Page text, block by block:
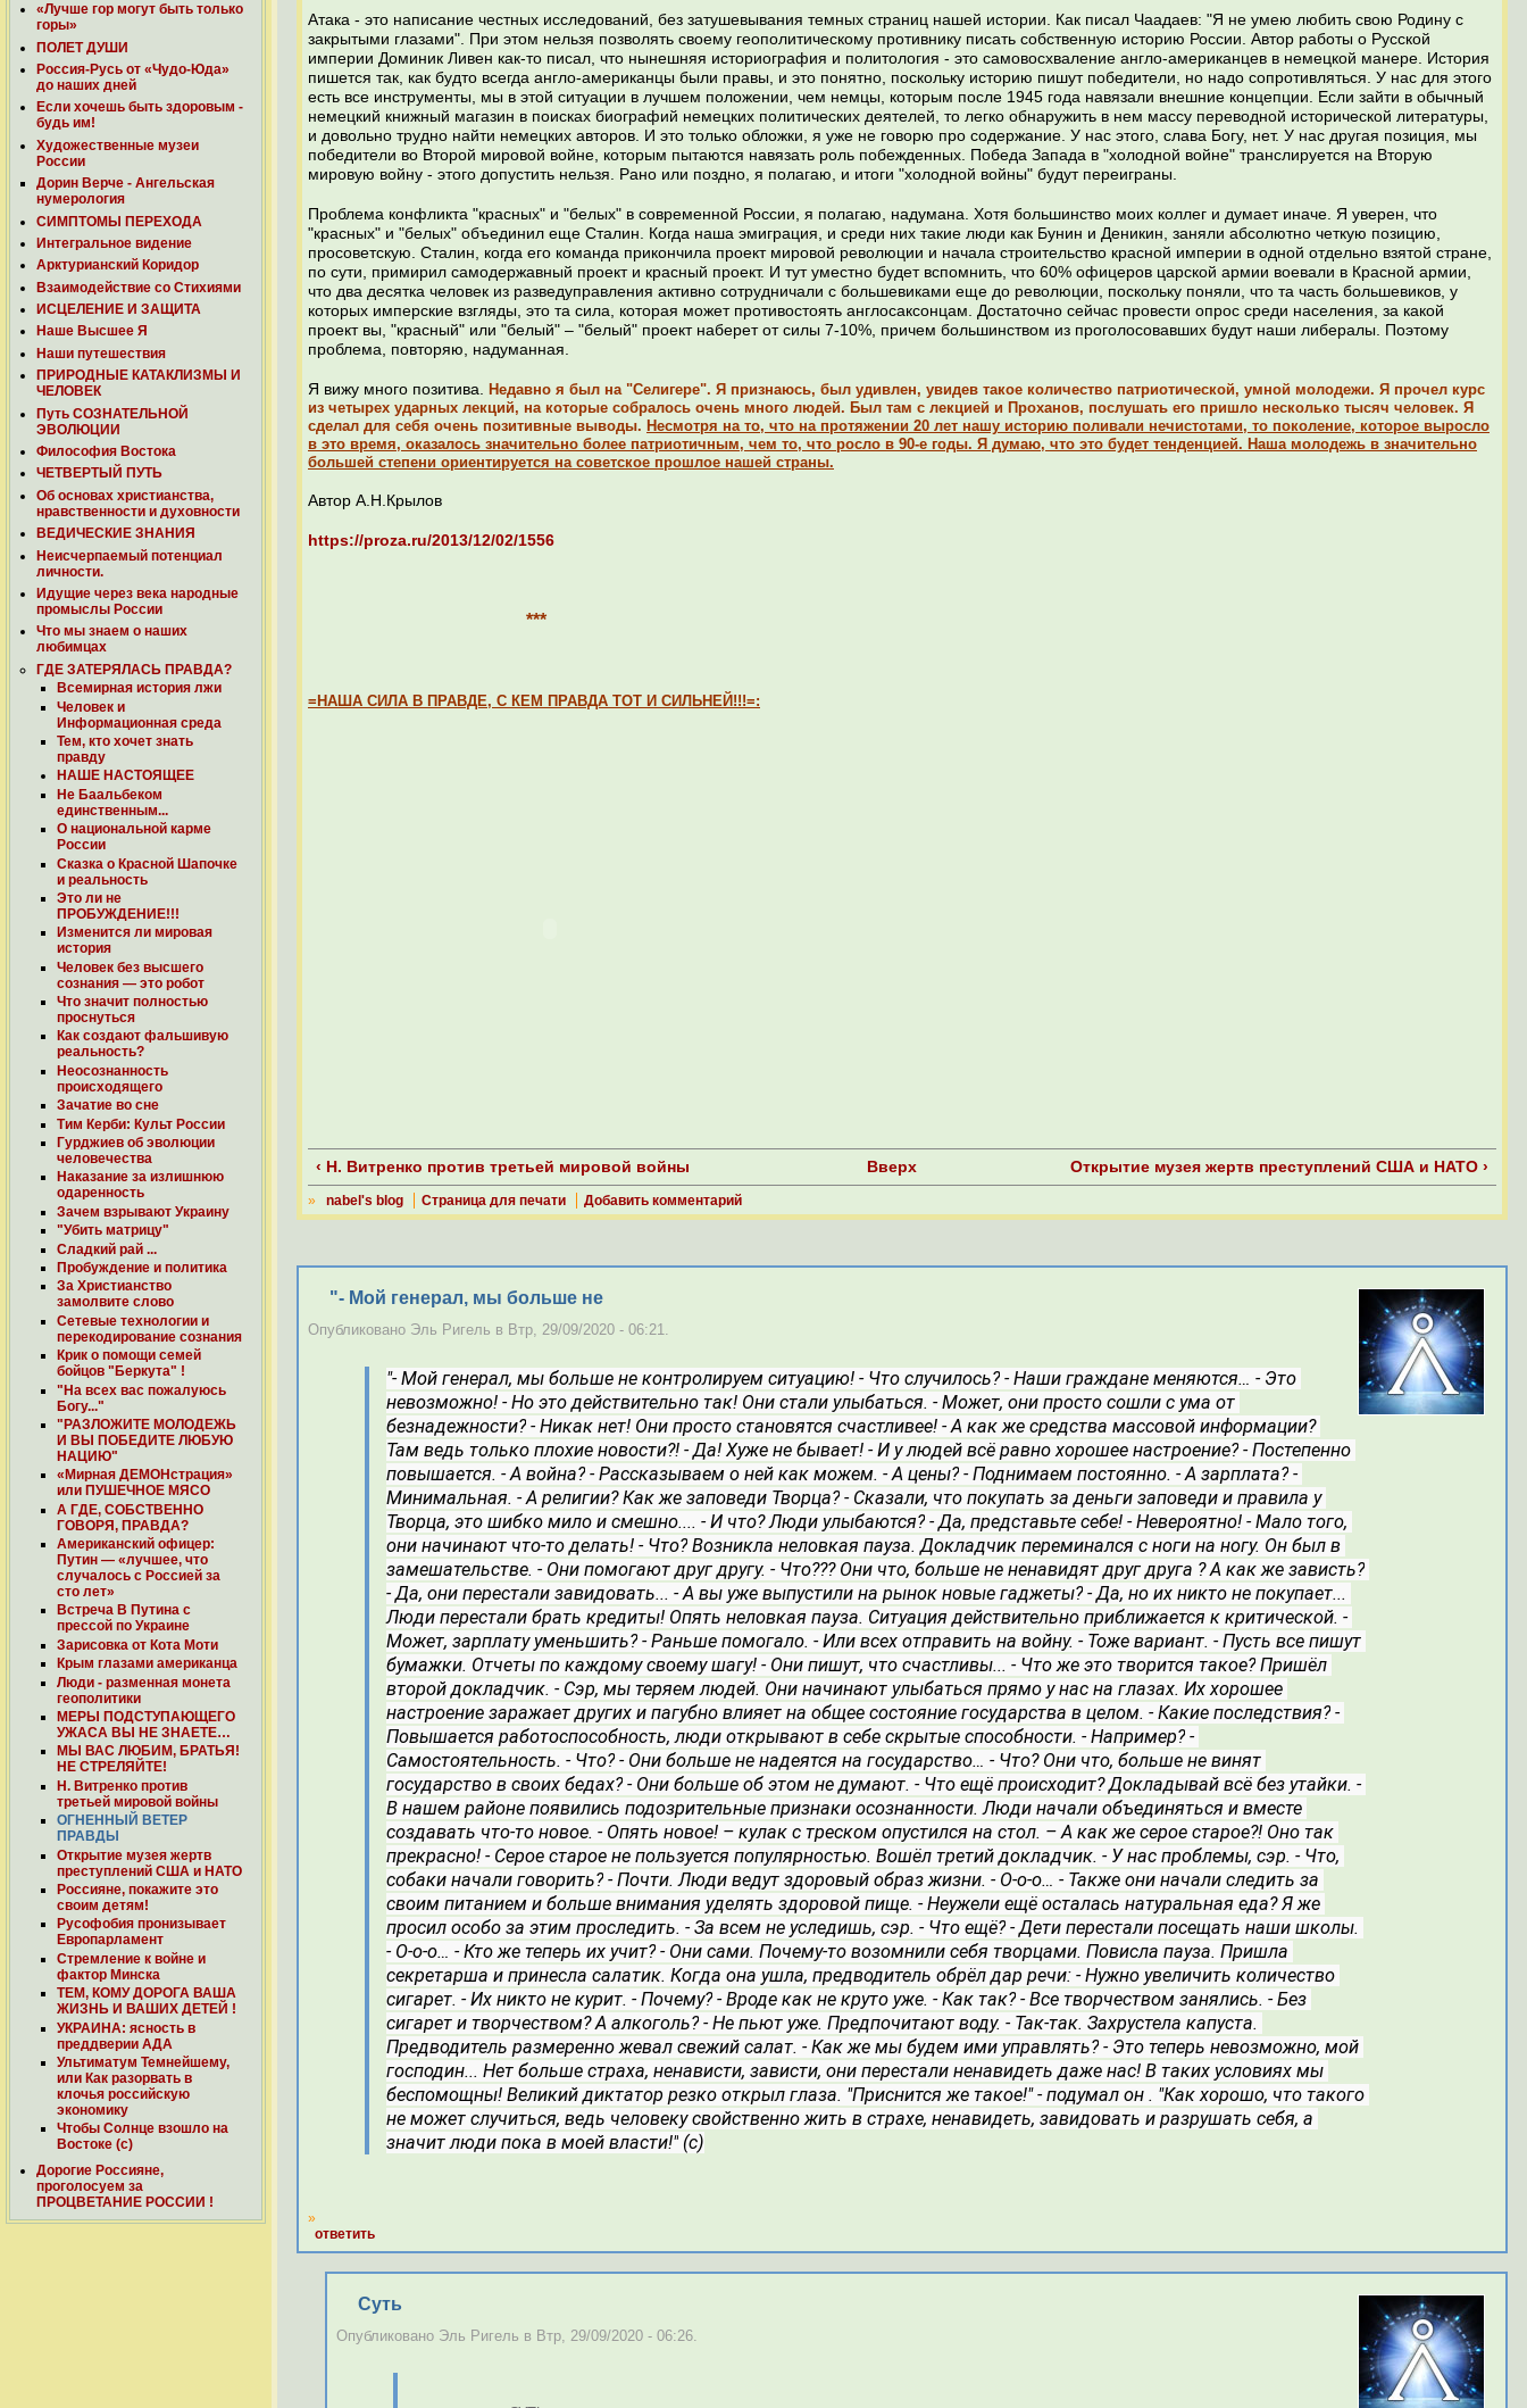
«Лучше гор могут быть только
горы»
ПОЛЕТ ДУШИ
Россия-Русь от «Чудо-Юда»
до наших дней
Если хочешь быть здоровым -
будь им!
Художественные музеи
России
Дорин Верче - Ангельская
нумерология
СИМПТОМЫ ПЕРЕХОДА
Интегральное видение
Арктурианский Коридор
Взаимодействие со Стихиями
ИСЦЕЛЕНИЕ И ЗАЩИТА
Наше Высшее Я
Наши путешествия
ПРИРОДНЫЕ КАТАКЛИЗМЫ И
ЧЕЛОВЕК
Путь СОЗНАТЕЛЬНОЙ
ЭВОЛЮЦИИ
Философия Востока
ЧЕТВЕРТЫЙ ПУТЬ
Об основах христианства,
нравственности и духовности
ВЕДИЧЕСКИЕ ЗНАНИЯ
Неисчерпаемый потенциал
личности.
Идущие через века народные
промыслы России
Что мы знаем о наших
любимцах
ГДЕ ЗАТЕРЯЛАСЬ ПРАВДА?
Всемирная история лжи
Человек и
Информационная среда
Тем, кто хочет знать
правду
НАШЕ НАСТОЯЩЕЕ
Не Баальбеком
единственным...
О национальной карме
России
Сказка о Красной Шапочке
и реальность
Это ли не
ПРОБУЖДЕНИЕ!!!
Изменится ли мировая
история
Человек без высшего
сознания — это робот
Что значит полностью
проснуться
Как создают фальшивую
реальность?
Неосознанность
происходящего
Зачатие во сне
Тим Керби: Культ России
Гурджиев об эволюции
человечества
Наказание за излишнюю
одаренность
Зачем взрывают Украину
"Убить матрицу"
Сладкий рай ...
Пробуждение и политика
За Христианство
замолвите слово
Сетевые технологии и
перекодирование cознания
Крик о помощи семей
бойцов "Беркута" !
"На всех вас пожалуюсь
Богу..."
"РАЗЛОЖИТЕ МОЛОДЕЖЬ
И ВЫ ПОБЕДИТЕ ЛЮБУЮ
НАЦИЮ"
«Мирная ДЕМОНстрация»
или ПУШЕЧНОЕ МЯСО
А ГДЕ, СОБСТВЕННО
ГОВОРЯ, ПРАВДА?
Американский офицер:
Путин — «лучшее, что
случалось с Россией за
сто лет»
Встреча В Путина с
прессой по Украине
Зарисовка от Кота Моти
Крым глазами американца
Люди - разменная монета
геополитики
МЕРЫ ПОДСТУПАЮЩЕГО
УЖАСА ВЫ НЕ ЗНАЕТЕ…
МЫ ВАС ЛЮБИМ, БРАТЬЯ!
НЕ СТРЕЛЯЙТЕ!
Н. Витренко против
третьей мировой войны
ОГНЕННЫЙ ВЕТЕР
ПРАВДЫ
Открытие музея жертв
преступлений США и НАТО
Россияне, покажите это
своим детям!
Русофобия пронизывает
Европарламент
Стремление к войне и
фактор Минска
ТЕМ, КОМУ ДОРОГА ВАША
ЖИЗНЬ И ВАШИХ ДЕТЕЙ !
УКРАИНА: ясность в
преддверии АДА
Ультиматум Темнейшему,
или Как разорвать в
клочья российскую
экономику
Чтобы Солнце взошло на
Востоке (с)
Дорогие Россияне,
проголосуем за
ПРОЦВЕТАНИЕ РОССИИ !
Атака - это написание честных исследований, без затушевывания темных страниц нашей истории. Как писал Чаадаев: "Я не умею любить свою Родину с
закрытыми глазами". При этом нельзя позволять своему геополитическому противнику писать собственную историю России. Автор работы о Русской
империи Доминик Ливен как-то писал, что нынешняя историография и политология - это самовосхваление англо-американцев в немецкой манере. История
пишется так, как будто всегда англо-американцы были правы, и это понятно, поскольку историю пишут победители, но надо сопротивляться. У нас для этого
есть все инструменты, мы в этой ситуации в лучшем положении, чем немцы, которым после 1945 года навязали внешние концепции. Если зайти в обычный
немецкий книжный магазин в поисках биографий немецких политических деятелей, то легко обнаружить в нем массу переводной исторической литературы,
и довольно трудно найти немецких авторов. И это только обложки, я уже не говорю про содержание. У нас этого, слава Богу, нет. У нас другая позиция, мы
победители во Второй мировой войне, которым пытаются навязать роль побежденных. Победа Запада в "холодной войне" транслируется на Вторую
мировую войну - этого допустить нельзя. Рано или поздно, я полагаю, и итоги "холодной войны" будут переиграны.
Проблема конфликта "красных" и "белых" в современной России, я полагаю, надумана. Хотя большинство моих коллег и думает иначе. Я уверен, что
"красных" и "белых" объединил еще Сталин. Когда наша эмиграция, и среди них такие люди как Бунин и Деникин, заняли абсолютно четкую позицию,
просоветскую. Сталин, когда его команда прикончила проект мировой революции и начала строительство красной империи в одной отдельно взятой стране,
по сути, примирил самодержавный проект и красный проект. И тут уместно будет вспомнить, что 60% офицеров царской армии воевали в Красной армии,
что два десятка человек из разведуправления активно сотрудничали с большевиками еще до революции, поскольку поняли, что та часть большевиков, у
которых имперские взгляды, это та сила, которая может противостоять англосаксонцам. Достаточно сейчас провести опрос среди населения, за какой
проект вы, "красный" или "белый" – "белый" проект наберет от силы 7-10%, причем большинством из проголосовавших будут наши либералы. Поэтому
проблема, повторяю, надуманная.
Я вижу много позитива. Недавно я был на "Селигере". Я признаюсь, был удивлен, увидев такое количество патриотической, умной молодежи. Я прочел курс
из четырех ударных лекций, на которые собралось очень много людей. Был там с лекцией и Проханов, послушать его пришло несколько тысяч человек. Я
сделал для себя очень позитивные выводы. Несмотря на то, что на протяжении 20 лет нашу историю поливали нечистотами, то поколение, которое выросло
в это время, оказалось значительно более патриотичным, чем то, что росло в 90-е годы. Я думаю, что это будет тенденцией. Наша молодежь в значительно
большей степени ориентируется на советское прошлое нашей страны.
Автор А.Н.Крылов
https://proza.ru/2013/12/02/1556
***
=НАША СИЛА В ПРАВДЕ, С КЕМ ПРАВДА ТОТ И СИЛЬНЕЙ!!!=:
‹ Н. Витренко против третьей мировой войны Вверх Открытие музея жертв преступлений США и НАТО ›
» nabel's blog Страница для печати Добавить комментарий
"- Мой генерал, мы больше не
Опубликовано Эль Ригель в Втр, 29/09/2020 - 06:21.
"- Мой генерал, мы больше не контролируем ситуацию! - Что случилось? - Наши граждане меняются… - Это
невозможно! - Но это действительно так! Они стали улыбаться. - Может, они просто сошли с ума от
безнадежности? - Никак нет! Они просто становятся счастливее! - А как же средства массовой информации?
Там ведь только плохие новости?! - Да! Хуже не бывает! - И у людей всё равно хорошее настроение? - Постепенно
повышается. - А война? - Рассказываем о ней как можем. - А цены? - Поднимаем постоянно. - А зарплата? -
Минимальная. - А религии? Как же заповеди Творца? - Сказали, что покупать за деньги заповеди и правила у
Творца, это шибко мило и смешно.... - И что? Люди улыбаются? - Да, представьте себе! - Невероятно! - Мало того,
они начинают что-то делать! - Что? Возникла неловкая пауза. Докладчик переминался с ноги на ногу. Он был в
замешательстве. - Они помогают друг другу. - Что??? Они что, больше не ненавидят друг друга ? А как же зависть?
- Да, они перестали завидовать... - А вы уже выпустили на рынок новые гаджеты? - Да, но их никто не покупает...
Люди перестали брать кредиты! Опять неловкая пауза. Ситуация действительно приближается к критической. -
Может, зарплату уменьшить? - Раньше помогало. - Или всех отправить на войну. - Тоже вариант. - Пусть все пишут
бумажки. Отчеты по каждому своему шагу! - Они пишут, что счастливы... - Что же это творится такое? Пришёл
второй докладчик. - Сэр, мы теряем людей. Они начинают улыбаться прямо у нас на глазах. Их хорошее
настроение заражает других и пагубно влияет на общее состояние государства в целом. - Какие последствия? -
Повышается работоспособность, люди открывают в себе скрытые способности. - Например? -
Самостоятельность. - Что? - Они больше не надеятся на государство… - Что? Они что, больше не винят
государство в своих бедах? - Они больше об этом не думают. - Что ещё происходит? Докладывай всё без утайки. -
В нашем районе появились подозрительные признаки осознанности. Люди начали объединяться и вместе
создавать что-то новое. - Опять новое! – кулак с треском опустился на стол. – А как же серое старое?! Оно так
прекрасно! - Серое старое не пользуется популярностью. Вошёл третий докладчик. - У нас проблемы, сэр. - Что,
собаки начали говорить? - Почти. Люди ведут здоровый образ жизни. - О-о-о… - Также они начали следить за
своим питанием и больше внимания уделять здоровой пище. - Неужели ещё осталась натуральная еда? Я же
просил особо за этим проследить. - За всем не уследишь, сэр. - Что ещё? - Дети перестали посещать наши школы.
- О-о-о… - Кто же теперь их учит? - Они сами. Почему-то возомнили себя творцами. Повисла пауза. Пришла
секретарша и принесла салатик. Когда она ушла, предводитель обрёл дар речи: - Нужно увеличить количество
сигарет. - Их никто не курит. - Почему? - Вроде как не круто уже. - Как так? - Все творчеством занялись. - Без
сигарет и творчеством? А алкоголь? - Не пьют уже. Предпочитают воду. - Так-так. Захрустела капуста.
Предводитель размеренно жевал свежий салат. - Как же мы будем ими управлять? - Это теперь невозможно, мой
господин... Нет больше страха, ненависти, зависти, они перестали ненавидеть даже нас! В таких условиях мы
беспомощны! Великий диктатор резко открыл глаза. "Приснится же такое!" - подумал он . "Как хорошо, что такого
не может случиться, ведь человеку свойственно жить в страхе, ненавидеть, завидовать и разрушать себя, а
значит люди пока в моей власти!" (с)
»
ответить
Суть
Опубликовано Эль Ригель в Втр, 29/09/2020 - 06:26.